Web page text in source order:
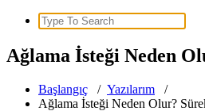
Search
for:
Ağlama İsteği Neden
Başlangıç / Yazılarım /
Ağlama İsteği Neden Olur?